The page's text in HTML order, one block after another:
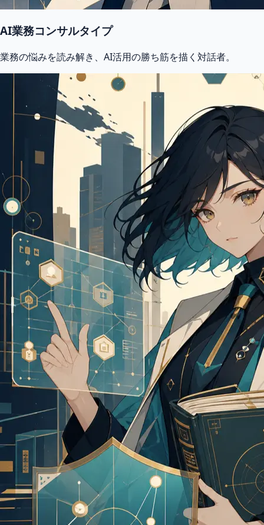
AI業務コンサルタイプ
業務の悩みを読み解き、AI活用の勝ち筋を描く対話者。